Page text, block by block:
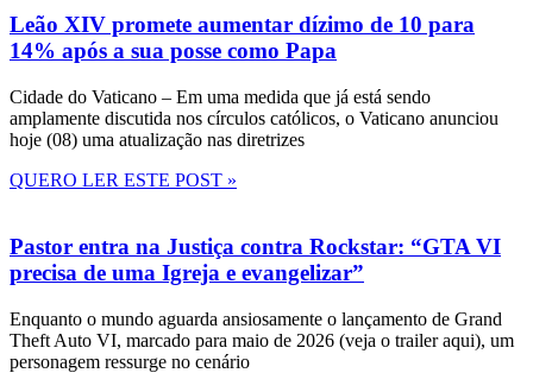
Leão XIV promete aumentar dízimo de 10 para
14% após a sua posse como Papa
Cidade do Vaticano – Em uma medida que já está sendo
amplamente discutida nos círculos católicos, o Vaticano anunciou
hoje (08) uma atualização nas diretrizes
QUERO LER ESTE POST »
Pastor entra na Justiça contra Rockstar: “GTA VI
precisa de uma Igreja e evangelizar”
Enquanto o mundo aguarda ansiosamente o lançamento de Grand
Theft Auto VI, marcado para maio de 2026 (veja o trailer aqui), um
personagem ressurge no cenário